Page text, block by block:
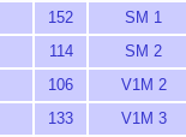
152 SM 1
114 SM 2
106 V1M 2
133 V1M 3